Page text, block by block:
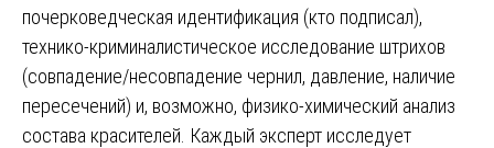
почерковедческая идентификация (кто подписал),
технико-криминалистическое исследование штрихов
(совпадение/несовпадение чернил, давление, наличие
пересечений) и, возможно, физико-химический анализ
состава красителей. Каждый эксперт исследует